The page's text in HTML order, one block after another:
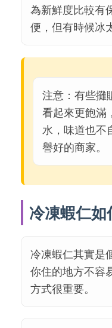
為新鮮度比較有
便，但有時候冰
注意：有些攤
看起來更飽滿
水，味道也不
譽好的商家。
冷凍蝦仁如
冷凍蝦仁其實是
你住的地方不容
方式很重要。